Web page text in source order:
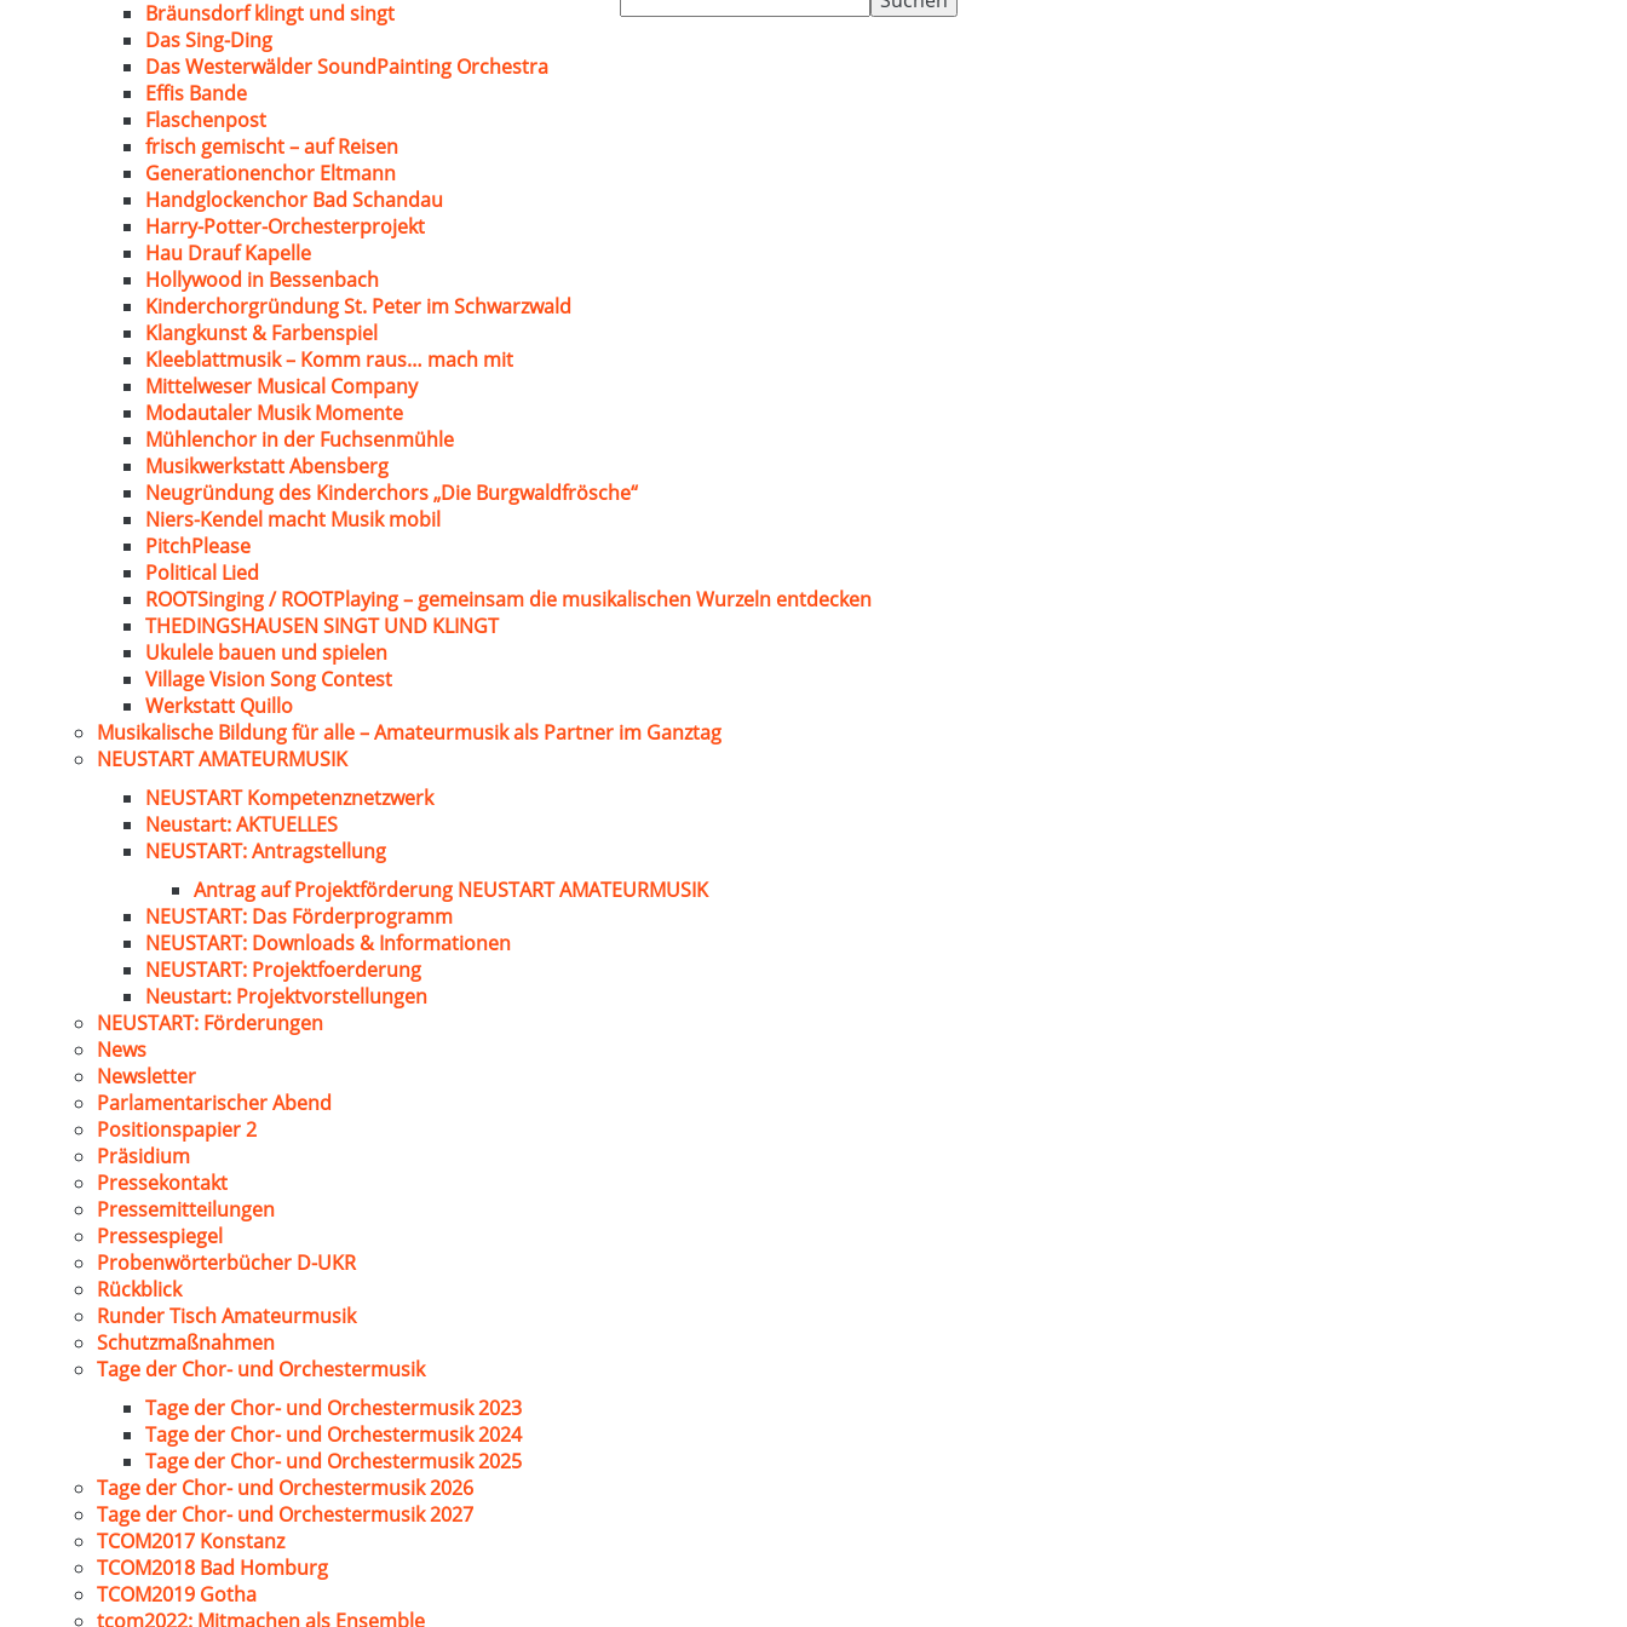
nach:
Bräunsdorf klingt und singt
Das Sing-Ding
Das Westerwälder SoundPainting Orchestra
Effis Bande
Flaschenpost
frisch gemischt – auf Reisen
Generationenchor Eltmann
Handglockenchor Bad Schandau
Harry-Potter-Orchesterprojekt
Hau Drauf Kapelle
Hollywood in Bessenbach
Kinderchorgründung St. Peter im Schwarzwald
Klangkunst & Farbenspiel
Kleeblattmusik – Komm raus… mach mit
Mittelweser Musical Company
Modautaler Musik Momente
Mühlenchor in der Fuchsenmühle
Musikwerkstatt Abensberg
Neugründung des Kinderchors „Die Burgwaldfrösche“
Niers-Kendel macht Musik mobil
PitchPlease
Political Lied
ROOTSinging / ROOTPlaying – gemeinsam die musikalischen Wurzeln entdecken
THEDINGSHAUSEN SINGT UND KLINGT
Ukulele bauen und spielen
Village Vision Song Contest
Werkstatt Quillo
Musikalische Bildung für alle – Amateurmusik als Partner im Ganztag
NEUSTART AMATEURMUSIK
NEUSTART Kompetenznetzwerk
Neustart: AKTUELLES
NEUSTART: Antragstellung
Antrag auf Projektförderung NEUSTART AMATEURMUSIK
NEUSTART: Das Förderprogramm
NEUSTART: Downloads & Informationen
NEUSTART: Projektfoerderung
Neustart: Projektvorstellungen
NEUSTART: Förderungen
News
Newsletter
Parlamentarischer Abend
Positionspapier 2
Präsidium
Pressekontakt
Pressemitteilungen
Pressespiegel
Probenwörterbücher D-UKR
Rückblick
Runder Tisch Amateurmusik
Schutzmaßnahmen
Tage der Chor- und Orchestermusik
Tage der Chor- und Orchestermusik 2023
Tage der Chor- und Orchestermusik 2024
Tage der Chor- und Orchestermusik 2025
Tage der Chor- und Orchestermusik 2026
Tage der Chor- und Orchestermusik 2027
TCOM2017 Konstanz
TCOM2018 Bad Homburg
TCOM2019 Gotha
tcom2022: Mitmachen als Ensemble